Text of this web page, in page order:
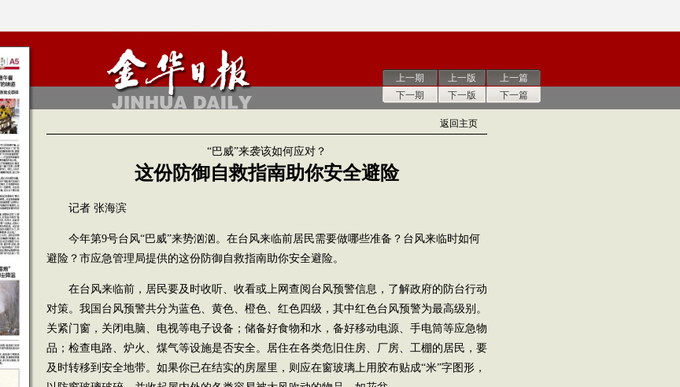
上一期
下一期
上一版
下一版
上一篇
下一篇
返回主页
“巴威”来袭该如何应对？
这份防御自救指南助你安全避险
记者 张海滨
今年第9号台风“巴威”来势汹汹。在台风来临前居民需要做哪些准备？台风来临时如何
避险？市应急管理局提供的这份防御自救指南助你安全避险。
在台风来临前，居民要及时收听、收看或上网查阅台风预警信息，了解政府的防台行动
对策。我国台风预警共分为蓝色、黄色、橙色、红色四级，其中红色台风预警为最高级别。
关紧门窗，关闭电脑、电视等电子设备；储备好食物和水，备好移动电源、手电筒等应急物
品；检查电路、炉火、煤气等设施是否安全。居住在各类危旧住房、厂房、工棚的居民，要
及时转移到安全地带。如果你已在结实的房屋里，则应在窗玻璃上用胶布贴成“米”字图形，